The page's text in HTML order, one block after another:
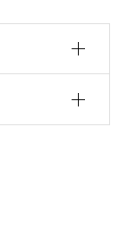
グイン済
できま